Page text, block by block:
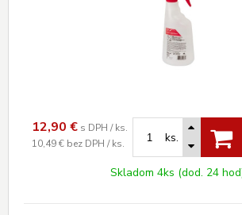
12,90 € s DPH / ks.
10,49 € bez DPH / ks. ks.
Skladom 4ks (dod. 24